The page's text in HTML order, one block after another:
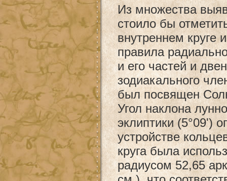
Из множества
стоило бы
внутреннем круге
правила
и его частей и
зодиакального
был посвящен
Угол наклона
эклиптики (5°09')
устройстве
круга была
радиусом 52,65